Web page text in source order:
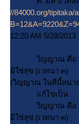
//84000.org/tipitaka/
12:20 AM 5/28/2013
วิญญาณ คือ ธรร
มิใช่สุข (เวทนา ๓)
(วิญญาณ ในที่นี้หมา
ก้ไขเป็น
วิญญาณ คือ ธรร
มิใช่สุข (เวทนา ๓)